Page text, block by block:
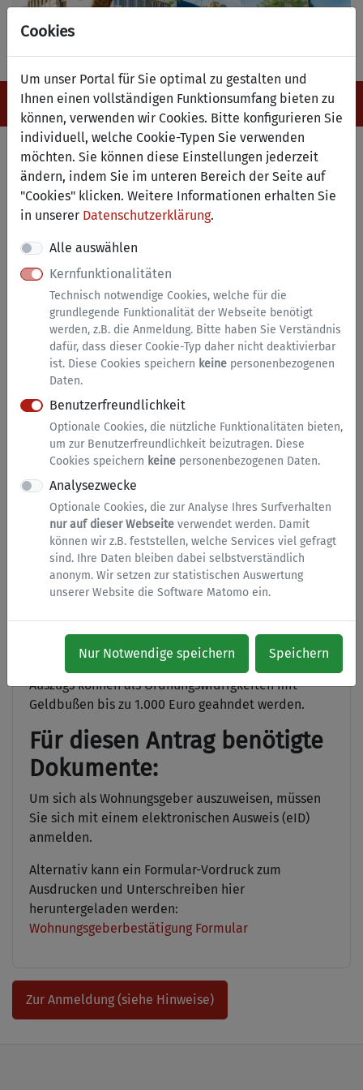
Cookies
Um unser Portal für Sie optimal zu gestalten und
Ihnen einen vollständigen Funktionsumfang bieten zu
können, verwenden wir Cookies. Bitte konfigurieren Sie
individuell, welche Cookie-Typen Sie verwenden
möchten. Sie können diese Einstellungen jederzeit
ändern, indem Sie im unteren Bereich der Seite auf
"Cookies" klicken. Weitere Informationen erhalten Sie
in unserer Datenschutzerklärung.
Alle auswählen
Kernfunktionalitäten
Technisch notwendige Cookies, welche für die
grundlegende Funktionalität der Webseite benötigt
werden, z.B. die Anmeldung. Bitte haben Sie Verständnis
dafür, dass dieser Cookie-Typ daher nicht deaktivierbar
ist. Diese Cookies speichern keine personenbezogenen
Daten.
Benutzerfreundlichkeit
Optionale Cookies, die nützliche Funktionalitäten bieten,
um zur Benutzerfreundlichkeit beizutragen. Diese
Cookies speichern keine personenbezogenen Daten.
Analysezwecke
Optionale Cookies, die zur Analyse Ihres Surfverhalten
nur auf dieser Webseite verwendet werden. Damit
können wir z.B. feststellen, welche Services viel gefragt
sind. Ihre Daten bleiben dabei selbstverständlich
anonym. Wir setzen zur statistischen Auswertung
unserer Website die Software Matomo ein.
Nur Notwendige speichern Speichern
Navigation ein-/ausblenden
Menü
Wohnungsgeberbestätigung
Anmeldung erforderlich
Dieser Dienst steht ausschließlich natürlichen
Personen zur Verfügung. Bitte melden Sie sich mit
einem zentralen Nutzerkonto (
Zur Nutzung dieses Dienstes ist eine Anmeldung mit
demVertrauensniveau hoch erforderlich.
Falls noch nicht geschehen, können Sie Ihr
Vertrauensniveau in Ihrem zentralen Nutzerkonto
BundID) hochstufen.
Hinweise zu diesem Service
Servicebeschreibung
Nach § 19 Bundesmeldegesetz ist der
Wohnungsgeber verpflichtet, bei der An- oder
Abmeldung mitzuwirken. Hierzu hat der
Wohnungsgeber oder eine von ihm beauftragte
Person den Einzug oder den Auszug schriftlich oder
zu bestätigen. Das Unterlassen der Bestätigung
über einen Ein- oder Auszug sowie die falsche oder
nicht rechtzeitige Bestätigung des Ein- oder
Auszugs können als Ordnungswidrigkeiten mit
Geldbußen bis zu 1.000 Euro geahndet werden.
Für diesen Antrag benötigte
Dokumente:
Um sich als Wohnungsgeber auszuweisen, müssen
Sie sich mit einem elektronischen Ausweis (eID)
anmelden.
Alternativ kann ein Formular-Vordruck zum
Ausdrucken und Unterschreiben hier
heruntergeladen werden:
Wohnungsgeberbestätigung Formular
Zur Anmeldung (siehe Hinweise)